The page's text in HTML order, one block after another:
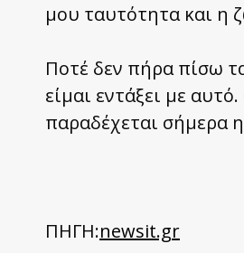
μου ταυτότητα και η
Ποτέ δεν πήρα πίσω
είμαι εντάξει με
παραδέχεται σήμερα
ΠΗΓΗ:newsit.gr